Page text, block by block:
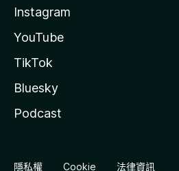
Instagram
YouTube
TikTok
Bluesky
Podcast
隱私權 Cookie 法律資訊